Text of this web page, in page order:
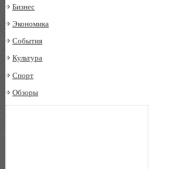
Бизнес
Экономика
События
Культура
Спорт
Обзоры